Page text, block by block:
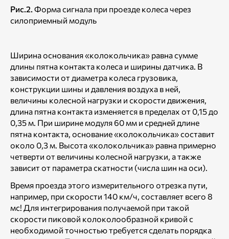
Рис.2. Форма сигнала при проезде колеса через
силоприемный модуль
Ширина основания «колокольчика» равна сумме
длины пятна контакта колеса и ширины датчика. В
зависимости от диаметра колеса грузовика,
конструкции шины и давления воздуха в ней,
величины колесной нагрузки и скорости движения,
длина пятна контакта изменяется в пределах от 0,15 до
0,35 м. При ширине модуля 60 мм и средней длине
пятна контакта, основание «колокольчика» составит
около 0,3 м. Высота «колокольчика» равна примерно
четверти от величины колесной нагрузки, а также
зависит от параметра скатности (числа шин на оси).
Время проезда этого измерительного отрезка пути,
например, при скорости 140 км/ч, составляет всего 8
мс! Для интегрирования получаемой при такой
скорости пиковой колоколообразной кривой с
необходимой точностью требуется сделать порядка